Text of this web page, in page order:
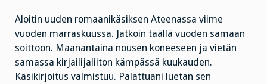
Aloitin uuden romaanikäsiksen Ateenassa viime
vuoden marraskuussa. Jatkoin täällä vuoden samaan
soittoon. Maanantaina nousen koneeseen ja vietän
samassa kirjailijaliiton kämpässä kuukauden.
Käsikirjoitus valmistuu. Palattuani luetan sen